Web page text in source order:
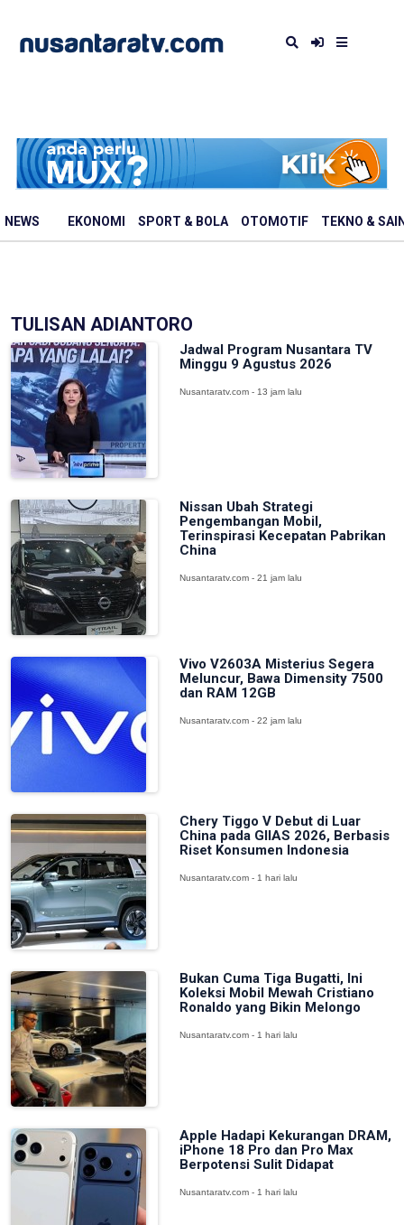
NEWS EKONOMI SPORT & BOLA OTOMOTIF TEKNO &
TULISAN ADIANTORO
Jadwal Program Nusantara TV
Minggu 9 Agustus 2026
Nusantaratv.com - 13 jam lalu
Nissan Ubah Strategi
Pengembangan Mobil,
Terinspirasi Kecepatan Pabrikan
China
Nusantaratv.com - 21 jam lalu
Vivo V2603A Misterius Segera
Meluncur, Bawa Dimensity 7500
dan RAM 12GB
Nusantaratv.com - 22 jam lalu
Chery Tiggo V Debut di Luar
China pada GIIAS 2026, Berbasis
Riset Konsumen Indonesia
Nusantaratv.com - 1 hari lalu
Bukan Cuma Tiga Bugatti, Ini
Koleksi Mobil Mewah Cristiano
Ronaldo yang Bikin Melongo
Nusantaratv.com - 1 hari lalu
Apple Hadapi Kekurangan DRAM,
iPhone 18 Pro dan Pro Max
Berpotensi Sulit Didapat
Nusantaratv.com - 1 hari lalu